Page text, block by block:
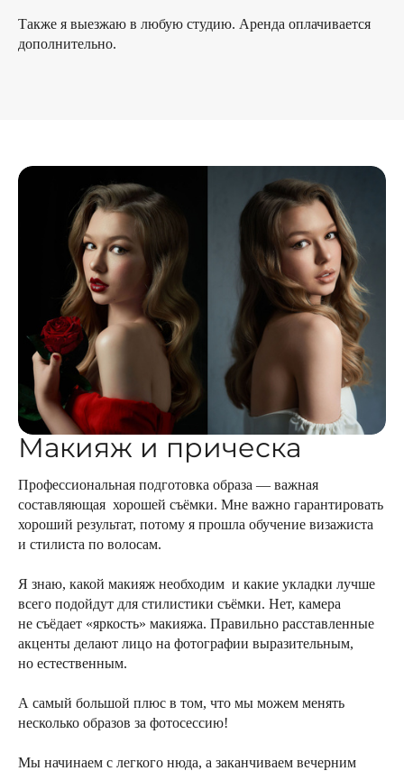
Также я выезжаю в любую студию. Аренда оплачивается
дополнительно.
Макияж и прическа
Профессиональная подготовка образа — важная
составляющая хорошей съёмки. Мне важно гарантировать
хороший результат, потому я прошла обучение визажиста
и стилиста по волосам.
Я знаю, какой макияж необходим и какие укладки лучше
всего подойдут для стилистики съёмки. Нет, камера
не съёдает «яркость» макияжа. Правильно расставленные
акценты делают лицо на фотографии выразительным,
но естественным.
А самый большой плюс в том, что мы можем менять
несколько образов за фотосессию!
Мы начинаем с легкого нюда, а заканчиваем вечерним